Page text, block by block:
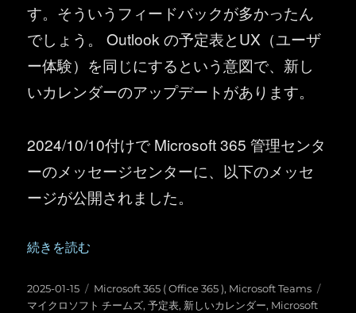
す。そういうフィードバックが多かったん
でしょう。 Outlook の予定表とUX（ユーザ
ー体験）を同じにするという意図で、新し
いカレンダーのアップデートがあります。
2024/10/10付けで Microsoft 365 管理センタ
ーのメッセージセンターに、以下のメッセ
ージが公開されました。
“Microsoft Teams ：新しいカレンダー（ Outlook と同じ）
続きを読む
投
稿
2025-01-15
カ
テ
Microsoft 365 ( Office 365 ), Microsoft Teams
マイクロソフト チームズ,予定表, 新しいカレンダー, Microsoft